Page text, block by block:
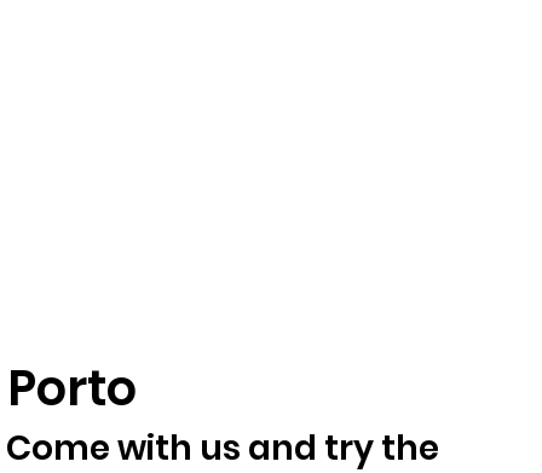
Porto
Come with us and try the